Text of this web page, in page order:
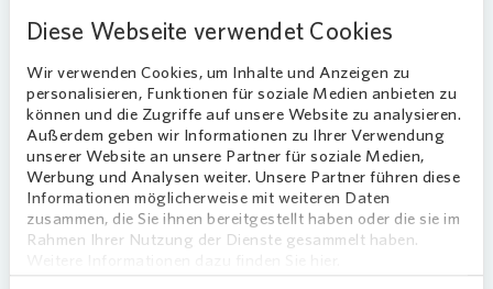
Diese Webseite verwendet Cookies
Wir verwenden Cookies, um Inhalte und Anzeigen zu
personalisieren, Funktionen für soziale Medien anbieten zu
können und die Zugriffe auf unsere Website zu analysieren.
Außerdem geben wir Informationen zu Ihrer Verwendung
unserer Website an unsere Partner für soziale Medien,
Werbung und Analysen weiter. Unsere Partner führen diese
Informationen möglicherweise mit weiteren Daten
zusammen, die Sie ihnen bereitgestellt haben oder die sie im
Rahmen Ihrer Nutzung der Dienste gesammelt haben.
Loading...